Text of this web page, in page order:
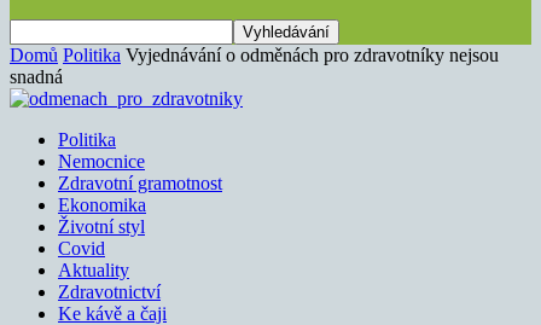
Domů Politika Vyjednávání o odměnách pro zdravotníky nejsou
snadná
Politika
Nemocnice
Zdravotní gramotnost
Ekonomika
Životní styl
Covid
Aktuality
Zdravotnictví
Ke kávě a čaji